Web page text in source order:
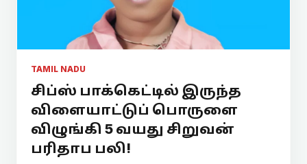
TAMIL NADU
சிப்ஸ் பாக்கெட்டில் இருந்த
விளையாட்டுப் பொருளை
விழுங்கி 5 வயது சிறுவன்
பரிதாப பலி!